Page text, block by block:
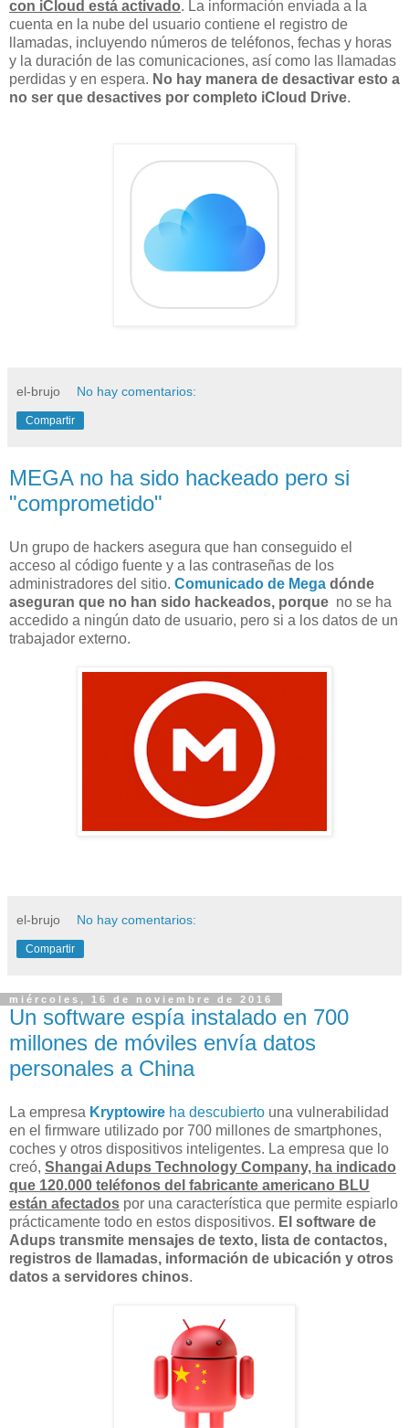
con iCloud está activado. La información enviada a la
cuenta en la nube del usuario contiene el registro de
llamadas, incluyendo números de teléfonos, fechas y horas
y la duración de las comunicaciones, así como las llamadas
perdidas y en espera. No hay manera de desactivar esto a
no ser que desactives por completo iCloud Drive.
el-brujo No hay comentarios:
Compartir
MEGA no ha sido hackeado pero si
"comprometido"
Un grupo de hackers asegura que han conseguido el
acceso al código fuente y a las contraseñas de los
administradores del sitio. Comunicado de Mega dónde
aseguran que no han sido hackeados, porque no se ha
accedido a ningún dato de usuario, pero si a los datos de un
trabajador externo.
el-brujo No hay comentarios:
Compartir
miércoles, 16 de noviembre de 2016
Un software espía instalado en 700
millones de móviles envía datos
personales a China
La empresa Kryptowire ha descubierto una vulnerabilidad
en el firmware utilizado por 700 millones de smartphones,
coches y otros dispositivos inteligentes. La empresa que lo
creó, Shangai Adups Technology Company, ha indicado
que 120.000 teléfonos del fabricante americano BLU
están afectados por una característica que permite espiarlo
prácticamente todo en estos dispositivos. El software de
Adups transmite mensajes de texto, lista de contactos,
registros de llamadas, información de ubicación y otros
datos a servidores chinos.